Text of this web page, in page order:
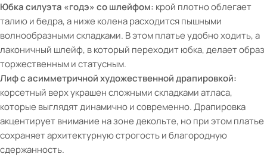
Юбка силуэта «годэ» со шлейфом: крой плотно облегает
талию и бедра, а ниже колена расходится пышными
волнообразными складками. В этом платье удобно ходить, а
лаконичный шлейф, в который переходит юбка, делает образ
торжественным и статусным.
Лиф с асимметричной художественной драпировкой:
корсетный верх украшен сложными складками атласа,
которые выглядят динамично и современно. Драпировка
акцентирует внимание на зоне декольте, но при этом платье
сохраняет архитектурную строгость и благородную
сдержанность.